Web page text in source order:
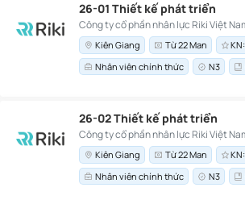
26-01 Thiết kế phát triển
Công ty cổ phần nhân lực Riki Việt
Kiên Giang Từ 22 Man
Nhân viên chính thức
N3
26-02 Thiết kế phát triển
Công ty cổ phần nhân lực Riki Việt
Kiên Giang Từ 22 Man
Nhân viên chính thức
N3